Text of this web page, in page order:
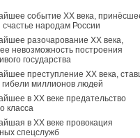
событие ХХ века,
счастье народам России
разочарование ХХ века,
невозможность построения
государства
преступление ХХ века,
миллионов людей
в ХХ веке предательство
класса
в ХХ веке провокация
спецслужб